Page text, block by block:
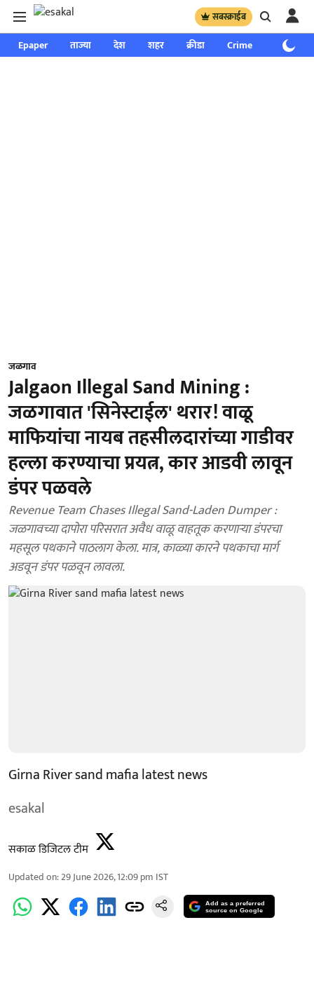
सबस्क्राईब
Epaper ताज्या देश शहर क्रीडा Crime साप्ताहिक
जळगाव
Jalgaon Illegal Sand Mining :
जळगावात 'सिनेस्टाईल' थरार! वाळू
माफियांचा नायब तहसीलदारांच्या गाडीवर
हल्ला करण्याचा प्रयत्न, कार आडवी लावून
डंपर पळवले
Revenue Team Chases Illegal Sand-Laden Dumper :
जळगावच्या दापोरा परिसरात अवैध वाळू वाहतूक करणाऱ्या डंपरचा
महसूल पथकाने पाठलाग केला. मात्र, काळ्या कारने पथकाचा मार्ग
अडवून डंपर पळवून लावला.
Girna River sand mafia latest news
esakal
सकाळ डिजिटल टीम
Updated on:29 June 2026, 12:09 pm IST
Add as a preferred
source on Google